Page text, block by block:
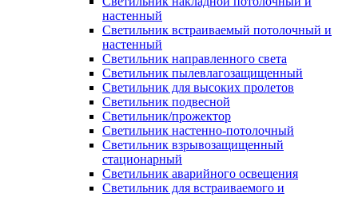
настенный
Светильник встраиваемый потолочный и
настенный
Светильник направленного света
Светильник пылевлагозащищенный
Светильник для высоких пролетов
Светильник подвесной
Светильник/прожектор
Светильник настенно-потолочный
Светильник взрывозащищенный
стационарный
Светильник аварийного освещения
Светильник для встраиваемого и